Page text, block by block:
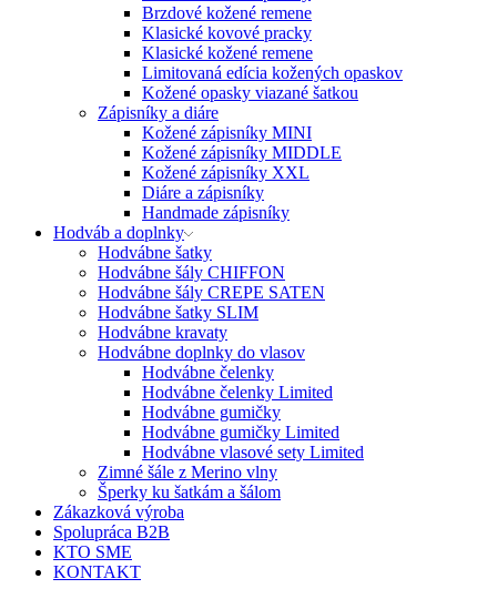
Brzdové kožené remene
Klasické kovové pracky
Klasické kožené remene
Limitovaná edícia kožených opaskov
Kožené opasky viazané šatkou
Zápisníky a diáre
Kožené zápisníky MINI
Kožené zápisníky MIDDLE
Kožené zápisníky XXL
Diáre a zápisníky
Handmade zápisníky
Hodváb a doplnky
Hodvábne šatky
Hodvábne šály CHIFFON
Hodvábne šály CREPE SATEN
Hodvábne šatky SLIM
Hodvábne kravaty
Hodvábne doplnky do vlasov
Hodvábne čelenky
Hodvábne čelenky Limited
Hodvábne gumičky
Hodvábne gumičky Limited
Hodvábne vlasové sety Limited
Zimné šále z Merino vlny
Šperky ku šatkám a šálom
Zákazková výroba
Spolupráca B2B
KTO SME
KONTAKT